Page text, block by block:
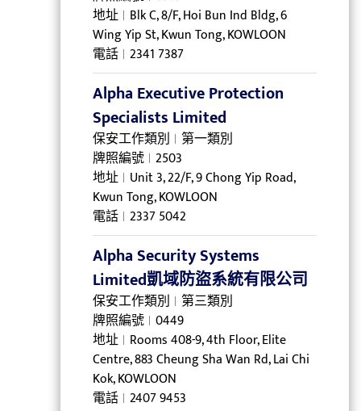
地址 Blk C, 8/F, Hoi Bun Ind Bldg, 6
Wing Yip St, Kwun Tong, KOWLOON
電話 2341 7387
Alpha Executive Protection
Specialists Limited
保安工作類別 第一類別
牌照編號 2503
地址 Unit 3, 22/F, 9 Chong Yip Road,
Kwun Tong, KOWLOON
電話 2337 5042
Alpha Security Systems
Limited凱域防盜系統有限公司
保安工作類別 第三類別
牌照編號 0449
地址 Rooms 408-9, 4th Floor, Elite
Centre, 883 Cheung Sha Wan Rd, Lai Chi
Kok, KOWLOON
電話 2407 9453